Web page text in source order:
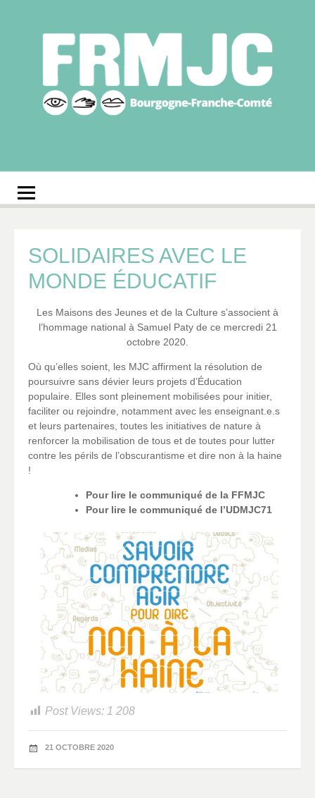
régionale des MJC
Bourgogne-Franche-
SOLIDAIRES AVEC LE
MONDE ÉDUCATIF
Les Maisons des Jeunes et de la Culture s’associent à
l’hommage national à Samuel Paty de ce mercredi 21
octobre 2020.
Où qu’elles soient, les MJC affirment la résolution de
poursuivre sans dévier leurs projets d’Éducation
populaire. Elles sont pleinement mobilisées pour initier,
faciliter ou rejoindre, notamment avec les enseignant.e.s
et leurs partenaires, toutes les initiatives de nature à
renforcer la mobilisation de tous et de toutes pour lutter
contre les périls de l’obscurantisme et dire non à la haine
!
Pour lire le communiqué de la FFMJC
Pour lire le communiqué de l’UDMJC71
Post Views: 1 208
21 OCTOBRE 2020